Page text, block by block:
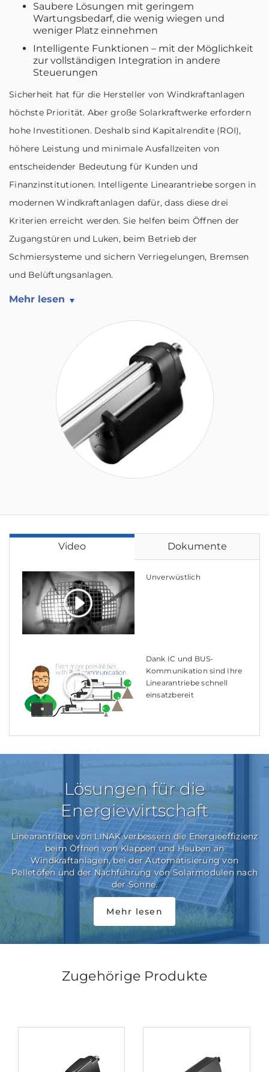
Saubere Lösungen mit geringem
Wartungsbedarf, die wenig wiegen und
weniger Platz einnehmen
Intelligente Funktionen – mit der Möglichkeit
zur vollständigen Integration in andere
Steuerungen
Sicherheit hat für die Hersteller von Windkraftanlagen
höchste Priorität. Aber große Solarkraftwerke erfordern
hohe Investitionen. Deshalb sind Kapitalrendite (ROI),
höhere Leistung und minimale Ausfallzeiten von
entscheidender Bedeutung für Kunden und
Finanzinstitutionen. Intelligente Linearantriebe sorgen in
modernen Windkraftanlagen dafür, dass diese drei
Kriterien erreicht werden. Sie helfen beim Öffnen der
Zugangstüren und Luken, beim Betrieb der
Schmiersysteme und sichern Verriegelungen, Bremsen
und Belüftungsanlagen.
Mehr lesen
Video Dokumente
Unverwüstlich
Dank IC und BUS-
Kommunikation sind Ihre
Linearantriebe schnell
einsatzbereit
Lösungen für die
Energiewirtschaft
Linearantriebe von LINAK verbessern die Energieeffizienz
beim Öffnen von Klappen und Hauben an
Windkraftanlagen, bei der Automatisierung von
Pelletöfen und der Nachführung von Solarmodulen nach
der Sonne.
Mehr lesen
Zugehörige Produkte